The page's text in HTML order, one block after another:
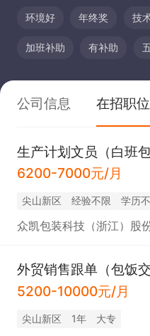
环境好 年终奖 技
加班补助 有补助
公司信息 在招职位
生产计划文员（白班
6200-7000元/月
尖山新区 经验不限 学历
众凯包装科技（浙江）股
外贸销售跟单（包饭交
5200-10000元/月
尖山新区 1年 大专